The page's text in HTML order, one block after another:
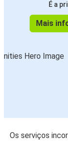
É a
Mais
Os serviços